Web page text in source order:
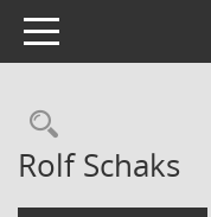
Toggle navigation
Rolf Schaks